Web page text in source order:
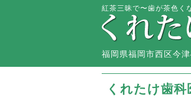
紅茶三昧で〜歯が茶色く
福岡県福岡市西区今
くれたけ歯科